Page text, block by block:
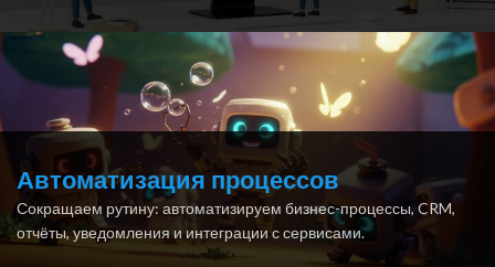
Автоматизация процессов
Сокращаем рутину: автоматизируем бизнес-процессы, CRM,
отчёты, уведомления и интеграции с сервисами.